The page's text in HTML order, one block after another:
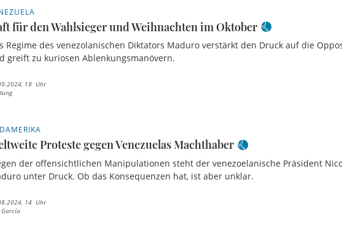
für den Wahlsieger und Weihnachten im Oktober
Regime des venezolanischen Diktators Maduro verstärkt den Druck auf die
greift zu kuriosen Ablenkungsmanövern.
18 Uhr
Proteste gegen Venezuelas Machthaber
der offensichtlichen Manipulationen steht der venezoelanische Präsident
unter Druck. Ob das Konsequenzen hat, ist aber unklar.
14 Uhr
García